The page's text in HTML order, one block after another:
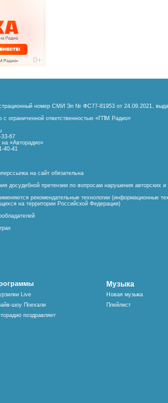
номер СМИ Эл № ФС77-81953 от 24.09.2021,
с ограниченной ответственностью «ГПМ Радио»
67
«Авторадио»
40-41
на сайт обязательна
досудебной претензии по вопросам нарушения авторских
рекомендательные технологии (информационные
на территории Российской Федерации)
Live
шоу Поехали
поздравляет
Музыка
Новая музыка
Плейлист